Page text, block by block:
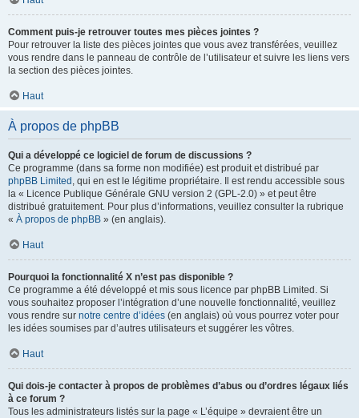
Comment puis-je retrouver toutes mes pièces jointes ?
Pour retrouver la liste des pièces jointes que vous avez transférées, veuillez
vous rendre dans le panneau de contrôle de l’utilisateur et suivre les liens vers
la section des pièces jointes.
Haut
À propos de phpBB
Qui a développé ce logiciel de forum de discussions ?
Ce programme (dans sa forme non modifiée) est produit et distribué par
phpBB Limited , qui en est le légitime propriétaire. Il est rendu accessible sous
la « Licence Publique Générale GNU version 2 (GPL-2.0) » et peut être
distribué gratuitement. Pour plus d’informations, veuillez consulter la rubrique
« À propos de phpBB » (en anglais).
Haut
Pourquoi la fonctionnalité X n’est pas disponible ?
Ce programme a été développé et mis sous licence par phpBB Limited. Si
vous souhaitez proposer l’intégration d’une nouvelle fonctionnalité, veuillez
vous rendre sur notre centre d’idées (en anglais) où vous pourrez voter pour
les idées soumises par d’autres utilisateurs et suggérer les vôtres.
Haut
Qui dois-je contacter à propos de problèmes d’abus ou d’ordres légaux liés
à ce forum ?
Tous les administrateurs listés sur la page « L’équipe » devraient être un